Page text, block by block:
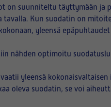
on suunniteltu täyttymään ja
tavalla. Kun suodatin on
yleensä
nähden optimoitu
yleensä
oleva suodatin, se voi